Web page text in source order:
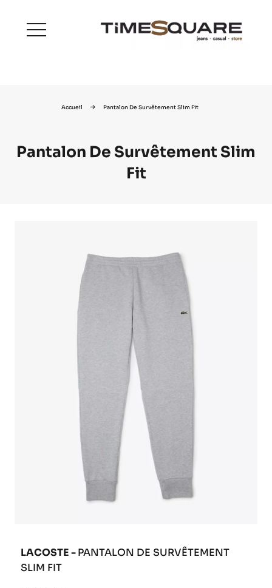
menu
Accueil Pantalon De Survêtement Slim Fit
Pantalon De Survêtement Slim
Fit
LACOSTE -PANTALON DE SURVÊTEMENT
SLIM FIT